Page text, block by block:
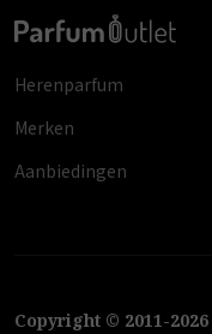
Herenparfum
Merken
Aanbiedingen
Copyright © 2011-2026